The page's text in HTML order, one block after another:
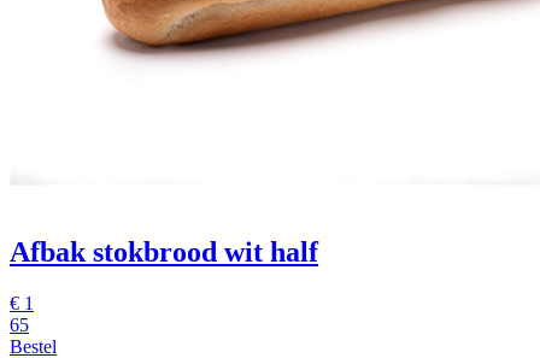
Afbak stokbrood wit half
€ 1
65
Bestel